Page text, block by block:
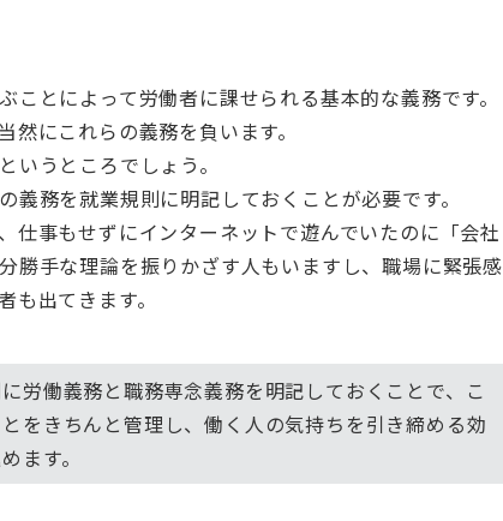
とによって労働者に課せられる基本的な義務です。
にこれらの義務を負います。
うところでしょう。
務を就業規則に明記しておくことが必要です。
仕事もせずにインターネットで遊んでいたのに「会社
勝手な理論を振りかざす人もいますし、職場に緊張感
出てきます。
労働義務と職務専念義務を明記しておくことで、こ
をきちんと管理し、働く人の気持ちを引き締める効
ます。